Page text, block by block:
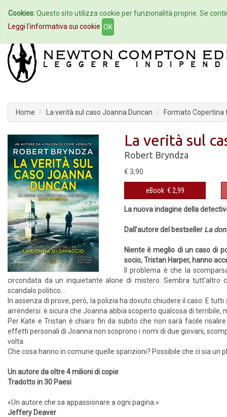
Home Autori Eventi
Home La verità sul caso Joanna Duncan Formato Copertina
La verità sul
Robert Bryndza
€ 3,90
eBook € 2,99
La nuova indagine della
Dall’autore del bestseller La
Niente è meglio di un caso di
socio, Tristan Harper, hanno
Il problema è che la
circondata da un inquietante alone di mistero. Sembra
scandalo politico…
In assenza di prove, però, la polizia ha dovuto chiudere il caso. E
arrendersi: è sicura che Joanna abbia scoperto qualcosa di terribile,
Per Kate e Tristan è chiaro fin da subito che non sarà facile
effetti personali di Joanna non scoprono i nomi di due giovani,
volta.
Che cosa hanno in comune quelle sparizioni? Possibile che ci sia un
Un autore da oltre 4 milioni di copie
Tradotto in 30 Paesi
«Un autore che sa appassionare a ogni pagina.»
Jeffery Deaver
Cookies:Questo sito utilizza cookie per funzionalità proprie. Se
Leggi l'informativa sui cookie OK